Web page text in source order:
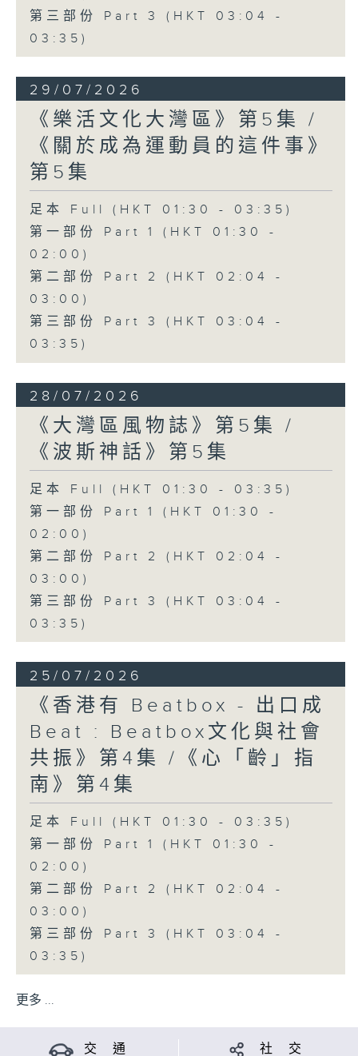
第三部份 Part 3 (HKT 03:04 -
03:35)
29/07/2026
《樂活文化大灣區》第5集 /
《關於成為運動員的這件事》
第5集
足本 Full (HKT 01:30 - 03:35)
第一部份 Part 1 (HKT 01:30 -
02:00)
第二部份 Part 2 (HKT 02:04 -
03:00)
第三部份 Part 3 (HKT 03:04 -
03:35)
28/07/2026
《大灣區風物誌》第5集 /
《波斯神話》第5集
足本 Full (HKT 01:30 - 03:35)
第一部份 Part 1 (HKT 01:30 -
02:00)
第二部份 Part 2 (HKT 02:04 -
03:00)
第三部份 Part 3 (HKT 03:04 -
03:35)
25/07/2026
《香港有 Beatbox - 出口成
Beat : Beatbox文化與社會
共振》第4集 /《心「齡」指
南》第4集
足本 Full (HKT 01:30 - 03:35)
第一部份 Part 1 (HKT 01:30 -
02:00)
第二部份 Part 2 (HKT 02:04 -
03:00)
第三部份 Part 3 (HKT 03:04 -
03:35)
更多 ...
交 通 社 交